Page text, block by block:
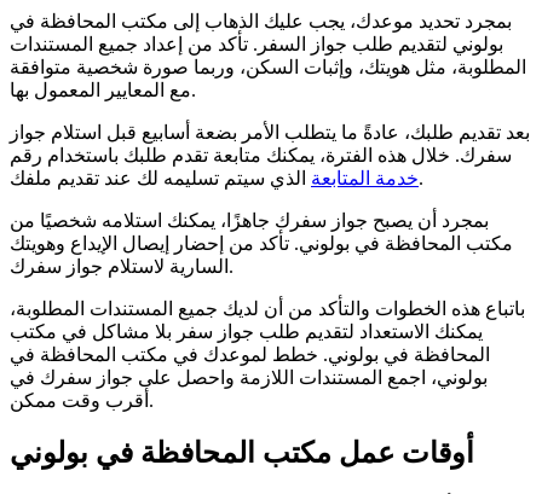
بمجرد تحديد موعدك، يجب عليك الذهاب إلى مكتب المحافظة في
بولوني لتقديم طلب جواز السفر. تأكد من إعداد جميع المستندات
المطلوبة، مثل هويتك، وإثبات السكن، وربما صورة شخصية متوافقة
مع المعايير المعمول بها.
بعد تقديم طلبك، عادةً ما يتطلب الأمر بضعة أسابيع قبل استلام جواز
سفرك. خلال هذه الفترة، يمكنك متابعة تقدم طلبك باستخدام رقم
خدمة المتابعةالذي سيتم تسليمه لك عند تقديم ملفك.
بمجرد أن يصبح جواز سفرك جاهزًا، يمكنك استلامه شخصيًا من
مكتب المحافظة في بولوني. تأكد من إحضار إيصال الإيداع وهويتك
السارية لاستلام جواز سفرك.
باتباع هذه الخطوات والتأكد من أن لديك جميع المستندات المطلوبة،
يمكنك الاستعداد لتقديم طلب جواز سفر بلا مشاكل في مكتب
المحافظة في بولوني. خطط لموعدك في مكتب المحافظة في
بولوني، اجمع المستندات اللازمة واحصل على جواز سفرك في
أقرب وقت ممكن.
أوقات عمل مكتب المحافظة في بولوني